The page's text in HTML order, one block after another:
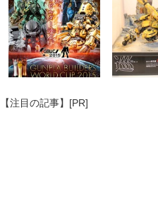
【注目の記事】[PR]